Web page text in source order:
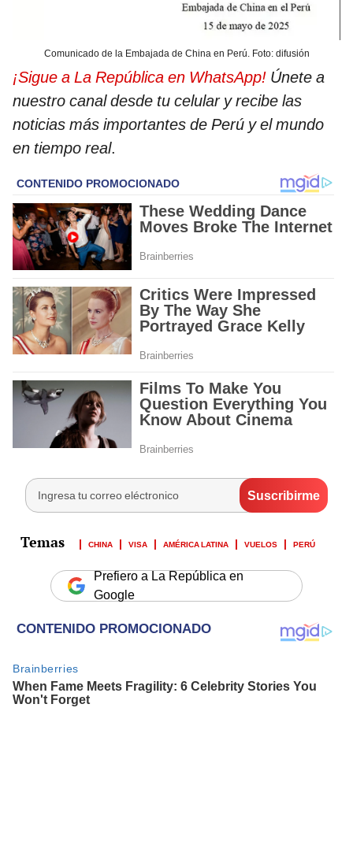
Comunicado de la Embajada de China en Perú. Foto: difusión
¡Sigue a La República en WhatsApp! Únete a
nuestro canal desde tu celular y recibe las
noticias más importantes de Perú y el mundo
en tiempo real.
CHINA VISA AMÉRICA LATINA VUELOS PERÚ
Prefiero a La República en
Google